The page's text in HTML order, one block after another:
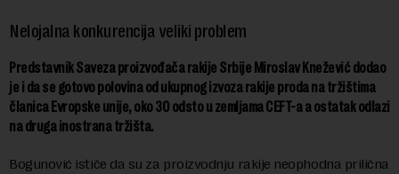
Nelojalna konkurencija veliki problem
Predstavnik Saveza proizvođača rakije Srbije Miroslav Knežević dodao
je i da se gotovo polovina od ukupnog izvoza rakije proda na tržištima
članica Evropske unije, oko 30 odsto u zemljama CEFT-a a ostatak odlazi
na druga inostrana tržišta.
Bogunović ističe da su za proizvodnju rakije neophodna prilična